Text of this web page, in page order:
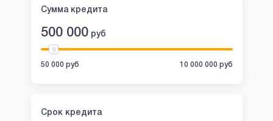
Сумма кредита
500 000 руб
50 000 руб 10 000 000 руб
Срок кредита